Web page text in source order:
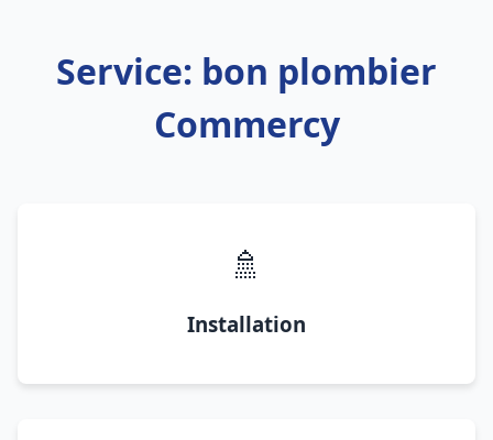
Service: bon plombier
Commercy
🚿
Installation